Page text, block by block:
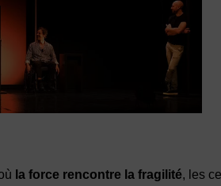
la force rencontre la fragilité, les